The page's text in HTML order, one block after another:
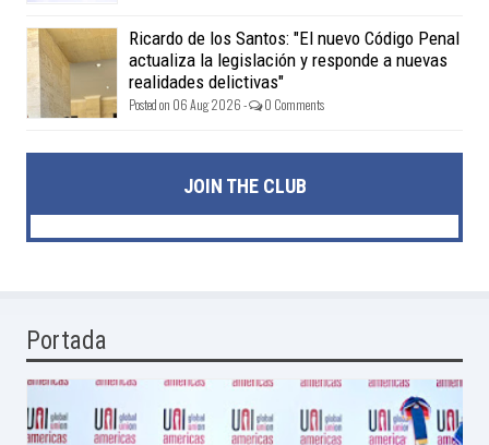
Ricardo de los Santos: "El nuevo Código Penal
actualiza la legislación y responde a nuevas
realidades delictivas"
Posted on 06 Aug 2026 - 0 Comments
JOIN THE CLUB
Portada